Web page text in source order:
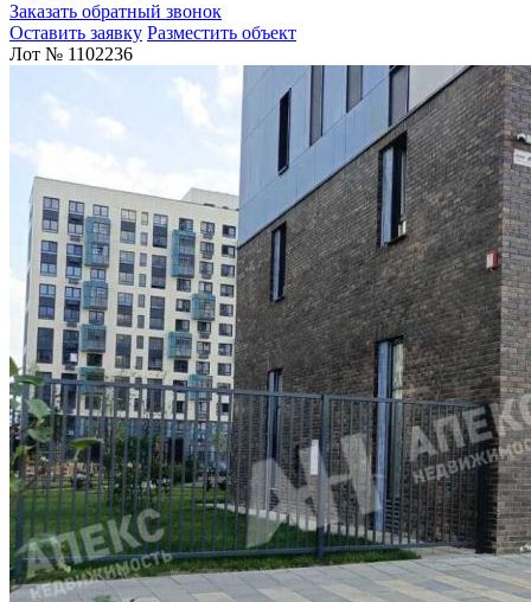
Заказать обратный звонок
Оставить заявку Разместить объект
Лот № 1102236